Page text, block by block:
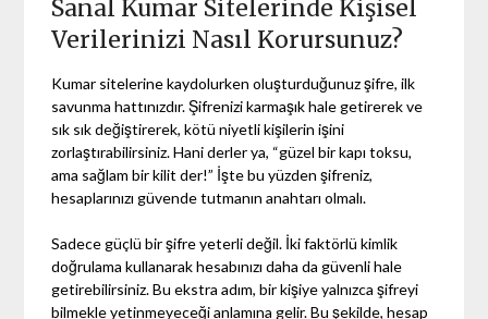
Sanal Kumar Sitelerinde Kişisel
Verilerinizi Nasıl Korursunuz?
Kumar sitelerine kaydolurken oluşturduğunuz şifre, ilk
savunma hattınızdır. Şifrenizi karmaşık hale getirerek ve
sık sık değiştirerek, kötü niyetli kişilerin işini
zorlaştırabilirsiniz. Hani derler ya, “güzel bir kapı toksu,
ama sağlam bir kilit der!” İşte bu yüzden şifreniz,
hesaplarınızı güvende tutmanın anahtarı olmalı.
Sadece güçlü bir şifre yeterli değil. İki faktörlü kimlik
doğrulama kullanarak hesabınızı daha da güvenli hale
getirebilirsiniz. Bu ekstra adım, bir kişiye yalnızca şifreyi
bilmekle yetinmeyeceği anlamına gelir. Bu şekilde, hesap